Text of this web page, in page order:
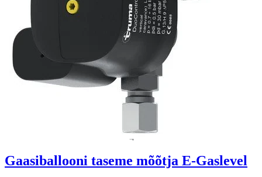
Gaasiballooni taseme mõõtja E-Gaslevel